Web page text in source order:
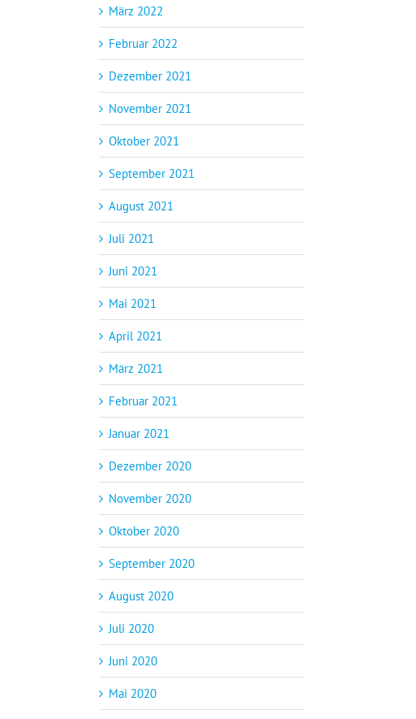
März 2022
Februar 2022
Dezember 2021
November 2021
Oktober 2021
September 2021
August 2021
Juli 2021
Juni 2021
Mai 2021
April 2021
März 2021
Februar 2021
Januar 2021
Dezember 2020
November 2020
Oktober 2020
September 2020
August 2020
Juli 2020
Juni 2020
Mai 2020